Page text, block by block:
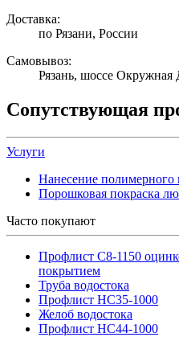
Доставка:
по Рязани, России
Самовывоз:
Рязань, шоссе Окружная
Сопутствующая
Услуги
Нанесение полимерного
Порошковая покраска
Часто покупают
Профлист С8-1150
покрытием
Труба водостока
Профлист НС35-1000
Желоб водостока
Профлист НС44-1000